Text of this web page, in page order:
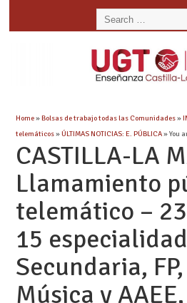
Home»Bolsas de trabajo todas las Comunidades»
telemáticos»ÚLTIMAS NOTICIAS: E. PÚBLICA» You
CASTILLA-LA
Llamamiento
telemático –
15
Secundaria,
Música y